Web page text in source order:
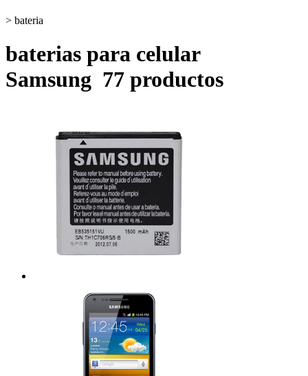
> bateria
baterias para celular
Samsung 77 productos